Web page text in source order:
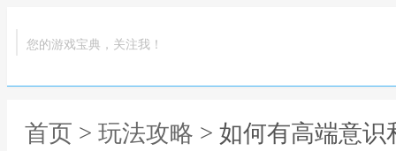
您的游戏宝典，关注我！
首页 > 玩法攻略 > 如何有高端意